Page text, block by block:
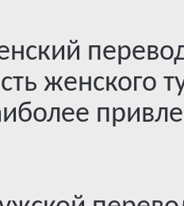
женского